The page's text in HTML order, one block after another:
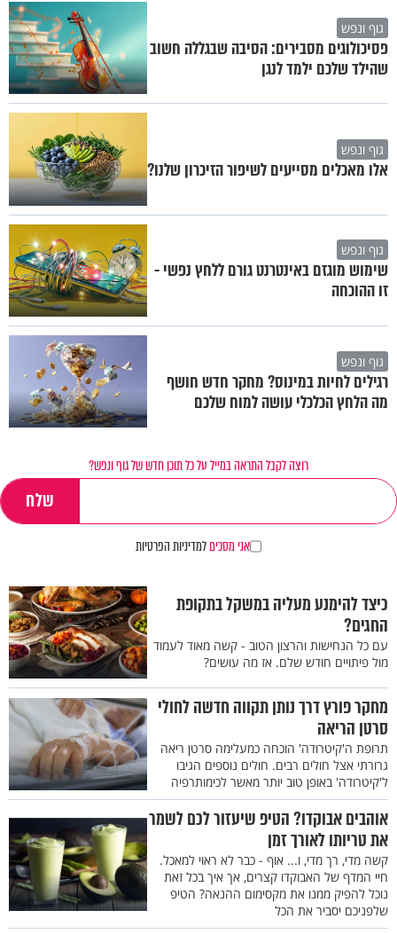
גוף ונפש
פסיכולוגים מסבירים: הסיבה שבגללה חשוב
שהילד שלכם ילמד לנגן
גוף ונפש
אלו מאכלים מסייעים לשיפור הזיכרון שלנו?
גוף ונפש
שימוש מוגזם באינטרנט גורם ללחץ נפשי -
זו ההוכחה
גוף ונפש
רגילים לחיות במינוס? מחקר חדש חושף
מה הלחץ הכלכלי עושה למוח שלכם
רוצה לקבל התראה במייל על כל תוכן חדש של גוף ונפש?
אני מסכיםלמדיניות הפרטיות
כיצד להימנע מעליה במשקל בתקופת
החגים?
עם כל הנחישות והרצון הטוב - קשה מאוד לעמוד
מול פיתויים חודש שלם. אז מה עושים?
מחקר פורץ דרך נותן תקווה חדשה לחולי
סרטן הריאה
תרופת ה'קיטרודה' הוכחה כמעלימה סרטן ריאה
גרורתי אצל חולים רבים. חולים נוספים הגיבו
ל'קיטרודה' באופן טוב יותר מאשר לכימותרפיה
אוהבים אבוקדו? הטיפ שיעזור לכם לשמר
את טריותו לאורך זמן
קשה מדי, רך מדי, ו... אוף - כבר לא ראוי למאכל.
חיי המדף של האבוקדו קצרים, אך איך בכל זאת
נוכל להפיק ממנו את מקסימום ההנאה? הטיפ
שלפניכם יסביר את הכל